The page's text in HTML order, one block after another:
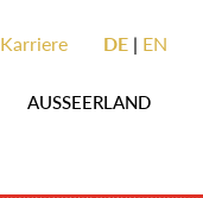
AUSSEERLAND
Karriere DE EN